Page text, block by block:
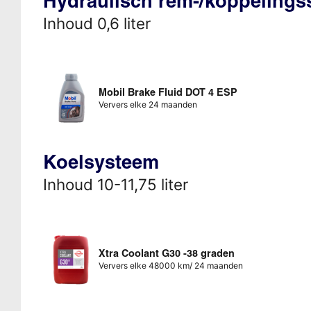
Inhoud 0,6 liter
Mobil Brake Fluid DOT 4 ESP
Ververs elke 24 maanden
Koelsysteem
Inhoud 10-11,75 liter
Xtra Coolant G30 -38 graden
Ververs elke 48000 km/ 24 maanden